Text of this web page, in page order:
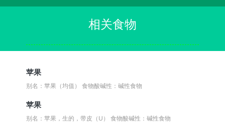
相关食物
苹果
别名：苹果（均值）食物酸碱性：碱性食物
苹果
别名：苹果，生的，带皮（U）食物酸碱性：碱性食物